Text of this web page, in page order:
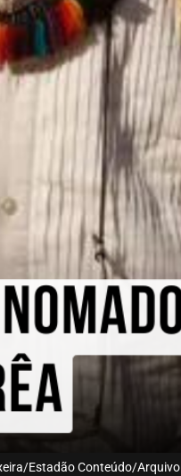
Estadão Conteúdo/Arquivo